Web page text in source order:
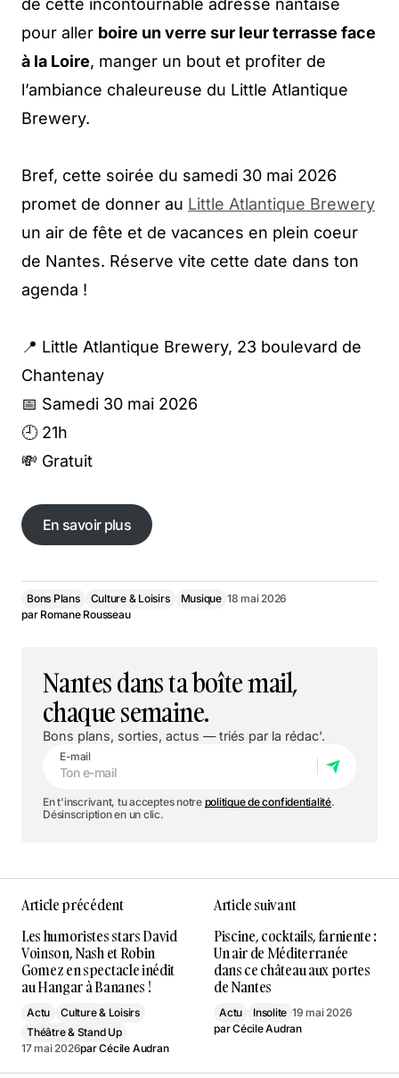
de cette incontournable adresse nantaise
pour aller boire un verre sur leur terrasse face
à la Loire, manger un bout et profiter de
l’ambiance chaleureuse du Little Atlantique
Brewery.
Bref, cette soirée du samedi 30 mai 2026
promet de donner au Little Atlantique Brewery
un air de fête et de vacances en plein coeur
de Nantes. Réserve vite cette date dans ton
agenda !
📍 Little Atlantique Brewery, 23 boulevard de
Chantenay
📅 Samedi 30 mai 2026
🕘 21h
💸 Gratuit
En savoir plus
En savoir plus
Bons Plans Culture & Loisirs Musique 18 mai 2026
par Romane Rousseau
Nantes dans ta boîte mail,
chaque semaine.
Bons plans, sorties, actus — triés par la rédac'.
E-mail
En t'inscrivant, tu acceptes notre politique de confidentialité.
Désinscription en un clic.
Article précédent
Les humoristes stars David
Voinson, Nash et Robin
Gomez en spectacle inédit
au Hangar à Bananes !
Actu
Culture & Loisirs
Théâtre & Stand Up
17 mai 2026parCécile Audran
Article suivant
Piscine, cocktails, farniente :
Un air de Méditerranée
dans ce château aux portes
de Nantes
Actu Insolite 19 mai 2026
parCécile Audran